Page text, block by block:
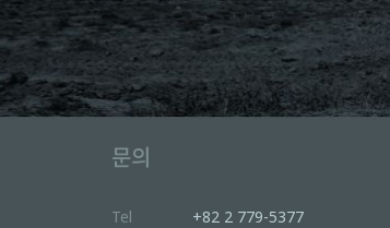
문의
Tel
+82 2 779-5377